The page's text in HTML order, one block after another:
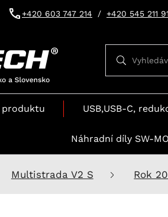
+420 603 747 214 / +420 545 211
USB,USB-C,
Náhradní díly SW-
Multistrada V2 S Rok